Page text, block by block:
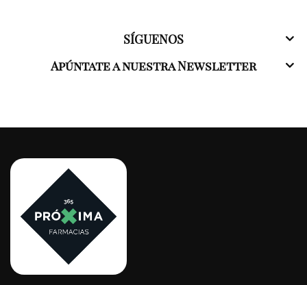
SÍGUENOS
Apúntate a nuestra Newsletter